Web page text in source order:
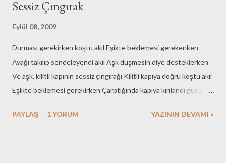
sıkıldım kısacası…
Sessiz Çıngırak
Eylül 08, 2009
Durması gerekirken koştu akıl Eşikte beklemesi gerekenken
Ayağı takılıp sendeleyendi akıl Aşk düşmesin diye desteklerken
Ve aşk, kilitli kapının sessiz çıngırağı Kilitli kapıya doğru koştu akıl
Eşikte beklemesi gerekirken Çarptığında kapıya kırılandı gurur
Ayakta olması gerekendi adam Dizlerinin üstündeyken düşünen
PAYLAŞ 1 YORUM YAZININ DEVAMI »